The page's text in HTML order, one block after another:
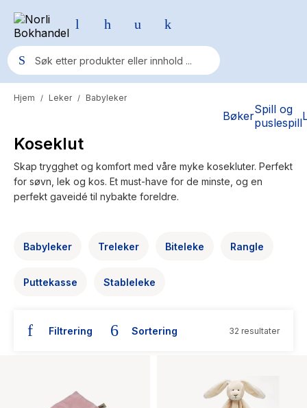
BøkerSpill og
puslespill
Populære søk
Fury Bound - Sable Sorensen
Hypopressiv trening
Hjem / Leker / Babyleker
Koseklut
Skap trygghet og komfort med våre myke kosekluter. Perfekt
for søvn, lek og kos. Et must-have for de minste, og en
perfekt gaveidé til nybakte foreldre.
Babyleker Treleker Biteleke Rangle
Puttekasse Stableleke
Filtrering Sortering 32 resultater